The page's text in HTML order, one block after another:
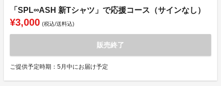
「SPL∞ASH 新Tシャツ」で応援コース（サインなし）
¥3,000 (税込/送料込)
販売終了
ご提供予定時期：5月中にお届け予定